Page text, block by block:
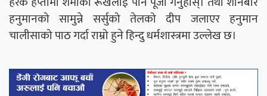
हनुमानको सामुन्ने सर्सुको तेलको दीप जलाएर हनुमान
चालीसाको पाठ गर्दा राम्रो हुने हिन्दु धर्मशास्त्रमा उल्लेख छ।